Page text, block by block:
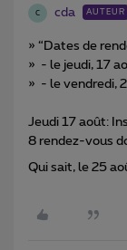
C cda AUTEUR
» “Dates de
» - le jeudi, 17
» - le vendredi,
Jeudi 17 août:
8 rendez-vous
Qui sait, le 25